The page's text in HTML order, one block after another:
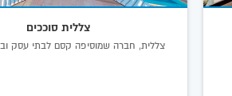
צללית סוככים
צללית, חברה שמוסיפה קסם לבתי עסק